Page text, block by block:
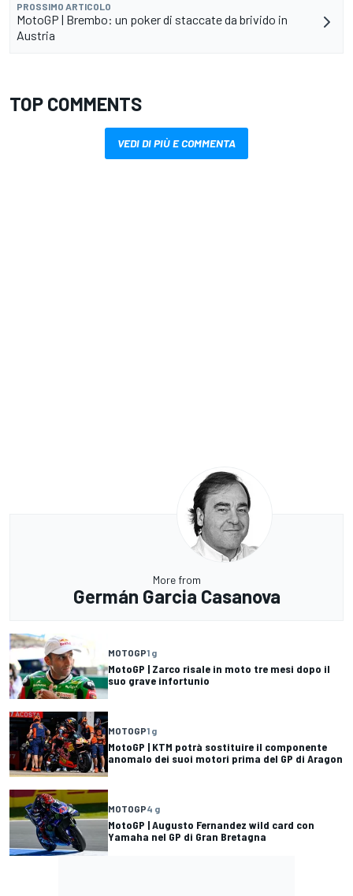
PROSSIMO ARTICOLO
MotoGP | Brembo: un poker di staccate da brivido in
Austria
TOP COMMENTS
VEDI DI PIÙ E COMMENTA
More from
Germán Garcia Casanova
MOTOGP1 g
MotoGP | Zarco risale in moto tre mesi dopo il
suo grave infortunio
MOTOGP1 g
MotoGP | KTM potrà sostituire il componente
anomalo dei suoi motori prima del GP di Aragon
MOTOGP4 g
MotoGP | Augusto Fernandez wild card con
Yamaha nel GP di Gran Bretagna